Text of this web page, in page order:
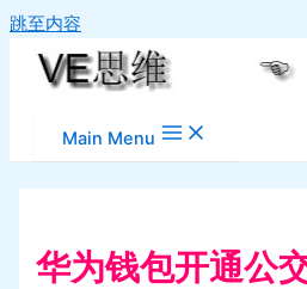
跳至内容
Main Menu
华为钱包开通公